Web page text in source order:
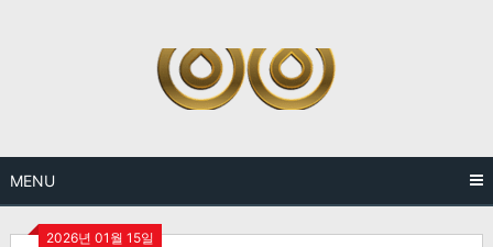
MENU
2026년 01월 15일